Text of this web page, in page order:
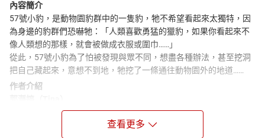
內容簡介
57號小豹，是動物園豹群中的一隻豹，牠不希望看起來太獨特，因
為身邊的豹群們恐嚇牠：「人類喜歡勇猛的獵豹，如果你看起來不
像人類想的那樣，就會被做成衣服或圍巾……」
從此，57號小豹為了怕被發現與眾不同，想盡各種辦法，甚至挖洞
把自己藏起來，意想不到地，牠挖了一條通往動物園外的地道……
作者介紹
目前為止出版了十二本書，其中包括「丁小飛校園日記1-4集」以及
「暗號偵探社」。已下定決心要寫到某一天孫子的小孩（對，就是
查看更多